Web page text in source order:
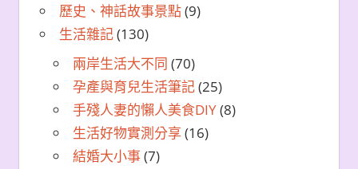
歷史、神話故事景點(9)
生活雜記(130)
兩岸生活大不同 (70)
孕產與育兒生活筆記(25)
手殘人妻的懶人美食DIY(8)
生活好物實測分享 (16)
結婚大小事(7)